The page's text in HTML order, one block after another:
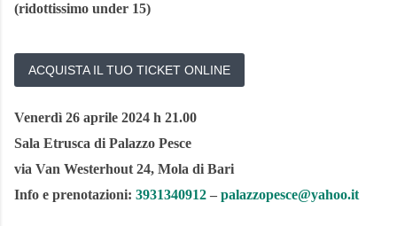
(ridottissimo under 15)
ACQUISTA IL TUO TICKET ONLINE
Venerdì 26 aprile 2024 h 21.00
Sala Etrusca di Palazzo Pesce
via Van Westerhout 24, Mola di Bari
Info e prenotazioni: 3931340912 – palazzopesce@yahoo.it